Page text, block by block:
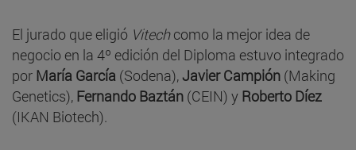
El jurado que eligió Vitechcomo la mejor idea de
negocio en la 4º edición del Diploma estuvo integrado
por María García (Sodena),Javier Campión (Making
Genetics), Fernando Baztán (CEIN) y Roberto Díez
(IKAN Biotech).